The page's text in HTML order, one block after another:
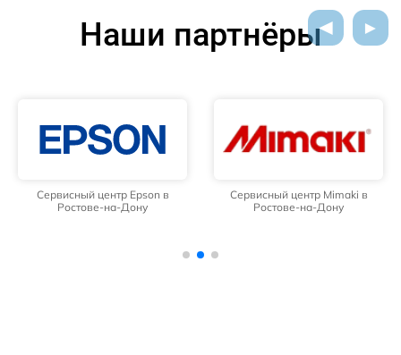
Наши партнёры
Сервисный центр Epson в
Ростове-на-Дону
Сервисный центр Mimaki в
Ростове-на-Дону